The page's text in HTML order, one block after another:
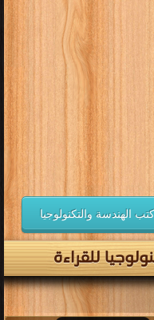
الهندسة والتكنولوجيا
للقراءة